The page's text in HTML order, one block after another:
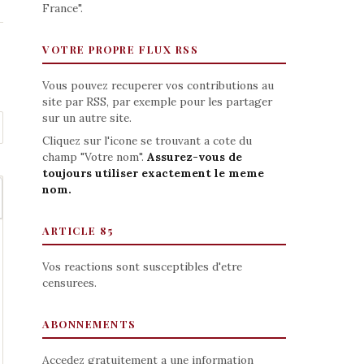
France".
VOTRE PROPRE FLUX RSS
Vous pouvez recuperer vos contributions au
site par RSS, par exemple pour les partager
sur un autre site.
Cliquez sur l'icone se trouvant a cote du
champ "Votre nom". Assurez-vous de
toujours utiliser exactement le meme
nom.
ARTICLE 85
Vos reactions sont susceptibles d'etre
censurees.
ABONNEMENTS
Accedez gratuitement a une information